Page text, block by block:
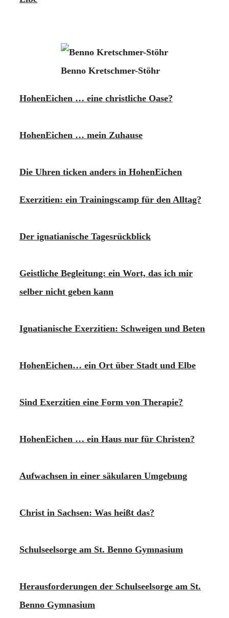
Benno Kretschmer-Stöhr
HohenEichen … eine christliche Oase?
HohenEichen … mein Zuhause
Die Uhren ticken anders in HohenEichen
Exerzitien: ein Trainingscamp für den Alltag?
Der ignatianische Tagesrückblick
Geistliche Begleitung: ein Wort, das ich mir
selber nicht geben kann
Ignatianische Exerzitien: Schweigen und Beten
HohenEichen… ein Ort über Stadt und Elbe
Sind Exerzitien eine Form von Therapie?
HohenEichen … ein Haus nur für Christen?
Aufwachsen in einer säkularen Umgebung
Christ in Sachsen: Was heißt das?
Schulseelsorge am St. Benno Gymnasium
Herausforderungen der Schulseelsorge am St.
Benno Gymnasium